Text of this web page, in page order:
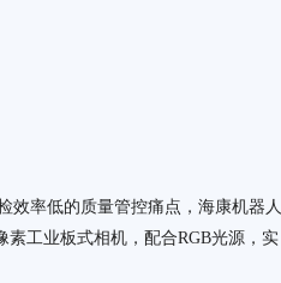
效率低的质量管控痛点，海康机器人
工业板式相机，配合RGB光源，实